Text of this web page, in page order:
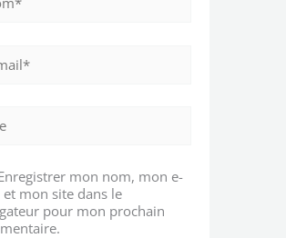
mon nom, mon e-
mon site dans le
pour mon prochain